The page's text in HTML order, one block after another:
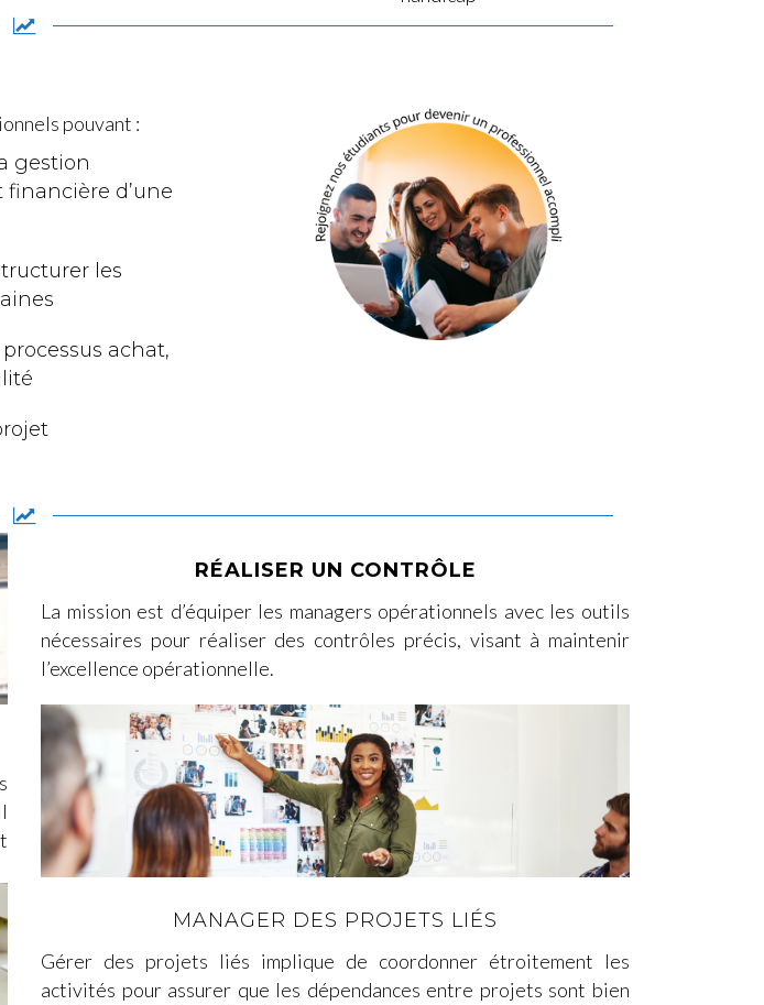
pouvant :
gestion
d’une
les
achat,
RÉALISER UN CONTRÔLE
La mission est d’équiper les managers opérationnels avec les outils
nécessaires pour réaliser des contrôles précis, visant à maintenir
l’excellence opérationnelle.
MANAGER DES PROJETS LIÉS
Gérer des projets liés implique de coordonner étroitement les
activités pour assurer que les dépendances entre projets sont bien